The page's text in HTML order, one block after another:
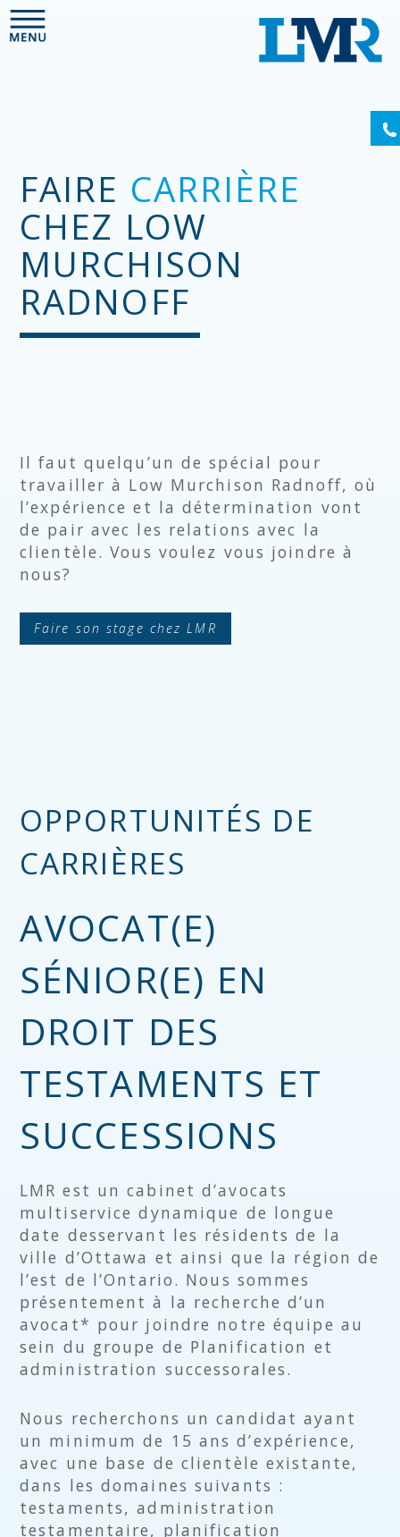
Please
note:
FAIRE CARRIÈRE
CHEZ LOW
MURCHISON
RADNOFF
Il faut quelqu’un de spécial pour
travailler à Low Murchison Radnoff, où
l’expérience et la détermination vont
de pair avec les relations avec la
clientèle. Vous voulez vous joindre à
nous?
Faire son stage chez LMR
OPPORTUNITÉS DE
CARRIÈRES
AVOCAT(E)
SÉNIOR(E) EN
DROIT DES
TESTAMENTS ET
SUCCESSIONS
LMR est un cabinet d’avocats
multiservice dynamique de longue
date desservant les résidents de la
ville d’Ottawa et ainsi que la région de
l’est de l’Ontario. Nous sommes
présentement à la recherche d’un
avocat* pour joindre notre équipe au
sein du groupe de Planification et
administration successorales.
Nous recherchons un candidat ayant
un minimum de 15 ans d’expérience,
avec une base de clientèle existante,
dans les domaines suivants :
testaments, administration
testamentaire, planification